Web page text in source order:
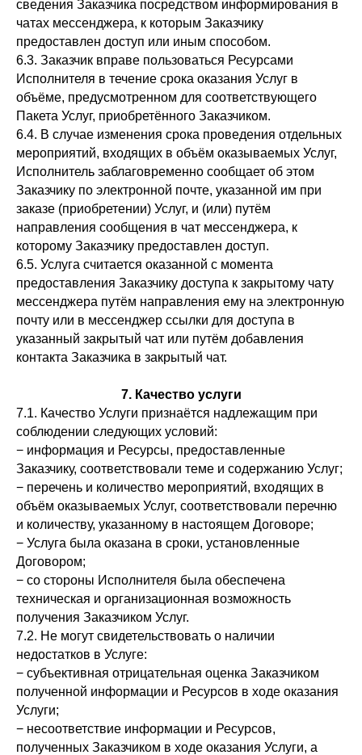
сведения Заказчика посредством информирования в
чатах мессенджера, к которым Заказчику
предоставлен доступ или иным способом.
6.3. Заказчик вправе пользоваться Ресурсами
Исполнителя в течение срока оказания Услуг в
объёме, предусмотренном для соответствующего
Пакета Услуг, приобретённого Заказчиком.
6.4. В случае изменения срока проведения отдельных
мероприятий, входящих в объём оказываемых Услуг,
Исполнитель заблаговременно сообщает об этом
Заказчику по электронной почте, указанной им при
заказе (приобретении) Услуг, и (или) путём
направления сообщения в чат мессенджера, к
которому Заказчику предоставлен доступ.
6.5. Услуга считается оказанной с момента
предоставления Заказчику доступа к закрытому чату
мессенджера путём направления ему на электронную
почту или в мессенджер ссылки для доступа в
указанный закрытый чат или путём добавления
контакта Заказчика в закрытый чат.
7. Качество услуги
7.1. Качество Услуги признаётся надлежащим при
соблюдении следующих условий:
− информация и Ресурсы, предоставленные
Заказчику, соответствовали теме и содержанию Услуг;
− перечень и количество мероприятий, входящих в
объём оказываемых Услуг, соответствовали перечню
и количеству, указанному в настоящем Договоре;
− Услуга была оказана в сроки, установленные
Договором;
− со стороны Исполнителя была обеспечена
техническая и организационная возможность
получения Заказчиком Услуг.
7.2. Не могут свидетельствовать о наличии
недостатков в Услуге:
− субъективная отрицательная оценка Заказчиком
полученной информации и Ресурсов в ходе оказания
Услуги;
− несоответствие информации и Ресурсов,
полученных Заказчиком в ходе оказания Услуги, а